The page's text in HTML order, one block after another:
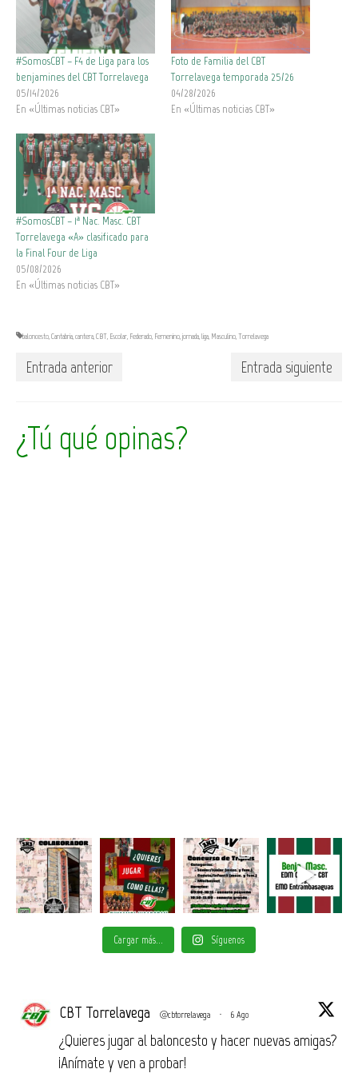
#SomosCBT – F4 de Liga para los
benjamines del CBT Torrelavega
05/14/2026
En «Últimas noticias CBT»
Foto de Familia del CBT
Torrelavega temporada 25/26
04/28/2026
En «Últimas noticias CBT»
#SomosCBT – 1ª Nac. Masc. CBT
Torrelavega «A» clasificado para
la Final Four de Liga
05/08/2026
En «Últimas noticias CBT»
baloncesto,Cantabria,cantera,CBT, Escolar, Federado, Femenino,jornada,liga, Masculino,Torrelavega
Entrada anterior Entrada siguiente
¿Tú qué opinas?
Cargar más... Síguenos
CBT Torrelavega @cbtorrelavega · 6 Ago
¿Quieres jugar al baloncesto y hacer nuevas amigas?
¡Anímate y ven a probar!